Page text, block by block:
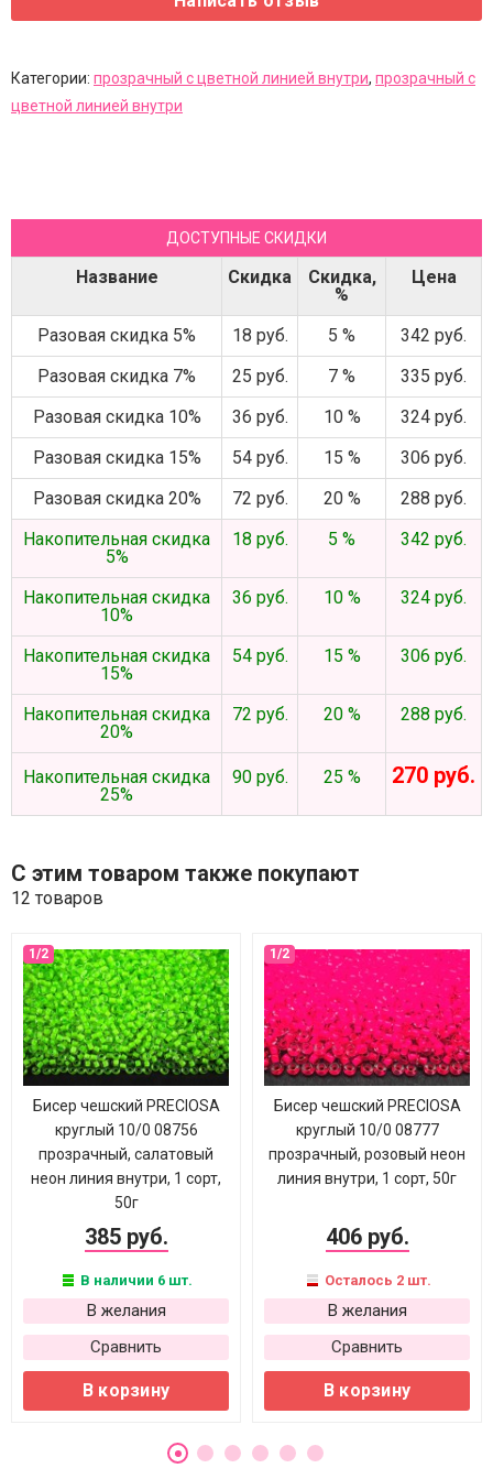
Категории: прозрачный с цветной линией внутри, прозрачный с
цветной линией внутри
ДОСТУПНЫЕ СКИДКИ
Название Скидка
Скидка,
%
Цена
Разовая скидка 5% 18 руб. 5 %
342 руб.
Разовая скидка 7%
25 руб. 7 %
335 руб.
Разовая скидка 10%
36 руб. 10 %
324 руб.
Разовая скидка 15%
54 руб. 15 %
306 руб.
Разовая скидка 20%
72 руб. 20 %
288 руб.
Накопительная скидка
5%
18 руб. 5 % 342 руб.
Накопительная скидка
10%
36 руб. 10 % 324 руб.
Накопительная скидка
15%
54 руб. 15 % 306 руб.
Накопительная скидка
20%
72 руб. 20 % 288 руб.
Накопительная скидка
25%
90 руб. 25 % 270 руб.
С этим товаром также покупают
12 товаров
Бисер чешский PRECIOSA
круглый 10/0 08756
прозрачный, салатовый
неон линия внутри, 1 сорт,
50г
385 руб.
В наличии 6 шт.
В желания
Сравнить
В корзину
Бисер чешский PRECIOSA
круглый 10/0 08777
прозрачный, розовый неон
линия внутри, 1 сорт, 50г
406 руб.
Осталось 2 шт.
В желания
Сравнить
В корзину